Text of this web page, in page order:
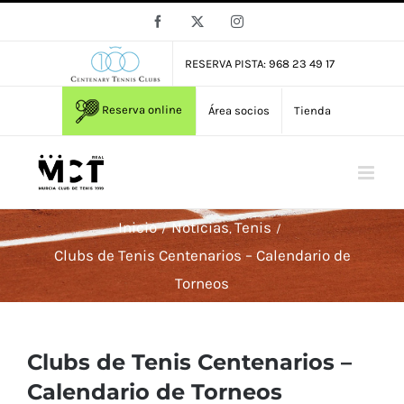
Facebook Instagram
RESERVA PISTA: 968 23 49 17
Reserva online Área socios Tienda
Inicio Noticias Tenis
Clubs de Tenis Centenarios – Calendario de
Torneos
Clubs de Tenis Centenarios –
Calendario de Torneos